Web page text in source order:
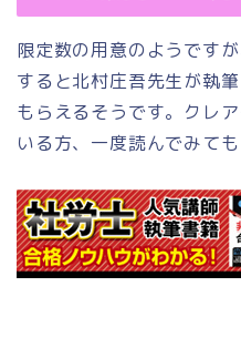
限定数の用意のようです
すると北村庄吾先生が執
もらえるそうです。クレ
いる方、一度読んでみても